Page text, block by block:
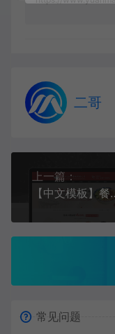
二哥
上一篇：
【中文模板】餐饮加盟
常见问题